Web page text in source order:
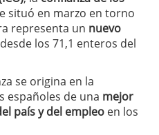
situó en marzo en torno
representa un nuevo
los 71,1 enteros del
se origina en la
españoles de una mejor
país y del empleo en los